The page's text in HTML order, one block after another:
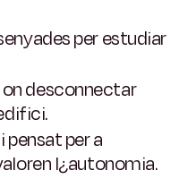
per estudiar
desconnectar
pensat per a
l¿autonomia.